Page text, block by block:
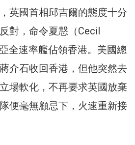
英國首相邱吉爾的態度十分
對，命令夏慤（Cecil
全速率艦佔領香港。美國總
介石收回香港，但他突然去
場軟化，不再要求英國放棄
便毫無顧忌下，火速重新接